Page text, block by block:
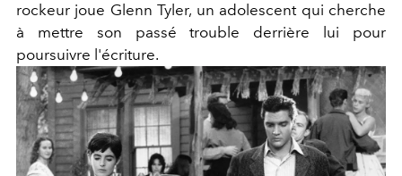
rockeur joue Glenn Tyler, un adolescent qui cherche
à mettre son passé trouble derrière lui pour
poursuivre l'écriture.